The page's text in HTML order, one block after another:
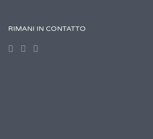
RIMANI IN CONTATTO